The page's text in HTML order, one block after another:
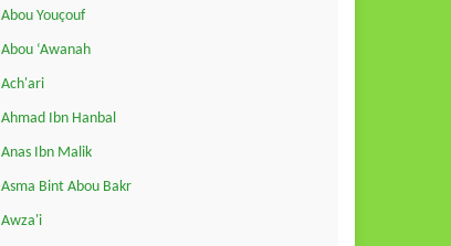
Abou Youçouf
Abou ‘Awanah
Ach'ari
Ahmad Ibn Hanbal
Anas Ibn Malik
Asma Bint Abou Bakr
Awza'i